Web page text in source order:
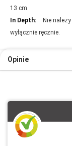
13 cm
Nie
wyłącznie ręcznie.
Opinie